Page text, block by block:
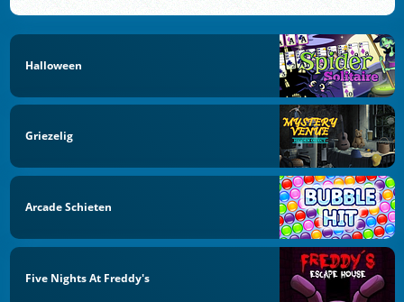
Halloween
Griezelig
Arcade Schieten
Five Nights At Freddy's